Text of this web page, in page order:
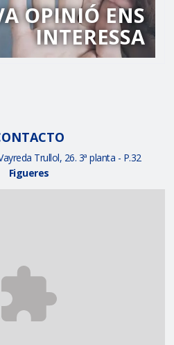
OPINIÓ ENS
INTERESSA
Trullol, 26. 3ª planta - P.32
Figueres